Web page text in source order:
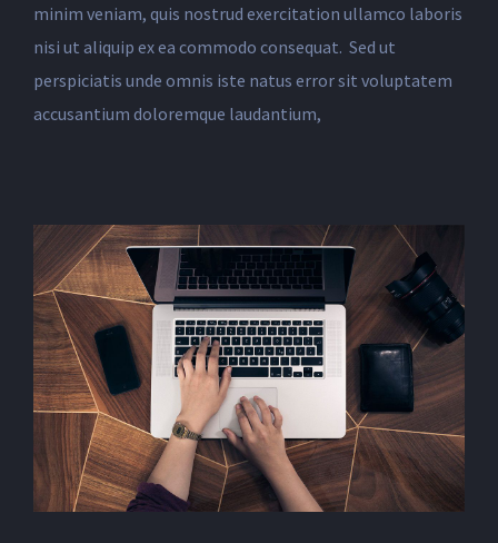
minim veniam, quis nostrud exercitation ullamco laboris
nisi ut aliquip ex ea commodo consequat. Sed ut
perspiciatis unde omnis iste natus error sit voluptatem
accusantium doloremque laudantium,